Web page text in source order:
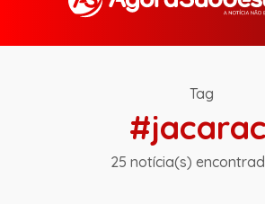
Tag
25 notícia(s)